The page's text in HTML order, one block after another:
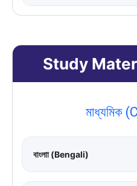
Study
মাধ্যমিক
বাংলাা (Bengali)